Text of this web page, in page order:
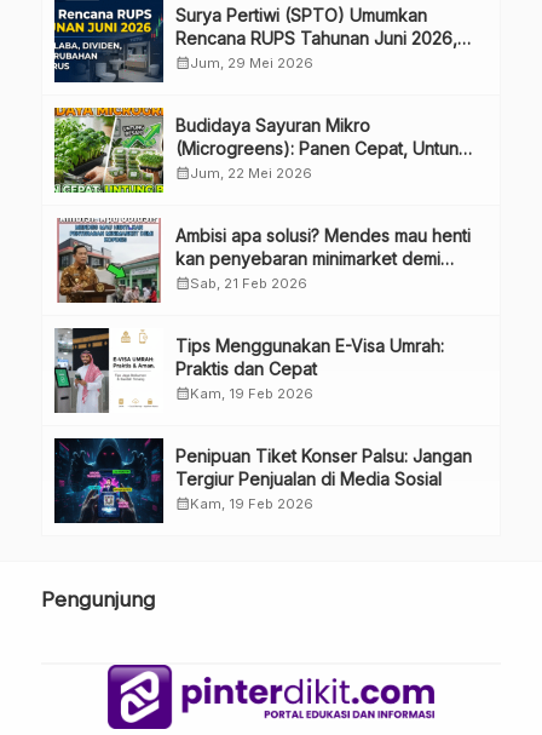
Surya Pertiwi (SPTO) Umumkan
Rencana RUPS Tahunan Juni 2026,
Bahas Penggunaan Laba Hingga
calendar_monthJum, 29 Mei 2026
Budidaya Sayuran Mikro
(Microgreens): Panen Cepat, Untung
Besar
calendar_monthJum, 22 Mei 2026
Ambisi apa solusi? Mendes mau henti
kan penyebaran minimarket demi
kopdes.
calendar_monthSab, 21 Feb 2026
Tips Menggunakan E-Visa Umrah:
Praktis dan Cepat
calendar_monthKam, 19 Feb 2026
Penipuan Tiket Konser Palsu: Jangan
Tergiur Penjualan di Media Sosial
calendar_monthKam, 19 Feb 2026
Pengunjung